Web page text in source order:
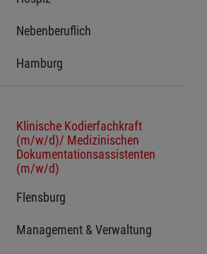
Nebenberuflich
Hamburg
Klinische Kodierfachkraft
(m/w/d)/ Medizinischen
Dokumentationsassistenten
(m/w/d)
Flensburg
Management & Verwaltung